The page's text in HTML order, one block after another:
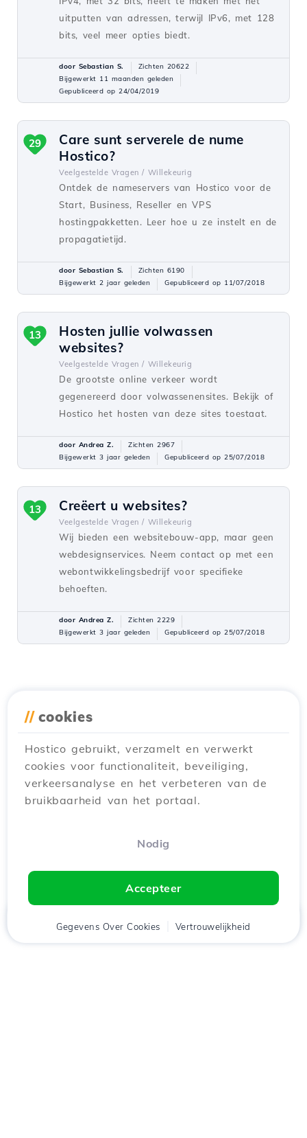
uitputten van adressen, terwijl IPv6, met 128
bits, veel meer opties biedt.
door Sebastian S.
Zichten 20622
Bijgewerkt 11 maanden geleden
Gepubliceerd op 24/04/2019
Care sunt serverele de nume
Hostico?
Veelgestelde Vragen / Willekeurig
Ontdek de nameservers van Hostico voor de
Start, Business, Reseller en VPS
hostingpakketten. Leer hoe u ze instelt en de
propagatietijd.
29
door Sebastian S.
Zichten 6190
Bijgewerkt 2 jaar geleden
Gepubliceerd op 11/07/2018
Hosten jullie volwassen
websites?
Veelgestelde Vragen / Willekeurig
De grootste online verkeer wordt
gegenereerd door volwassenensites. Bekijk of
Hostico het hosten van deze sites toestaat.
13
door Andrea Z.
Zichten 2967
Bijgewerkt 3 jaar geleden
Gepubliceerd op 25/07/2018
Creëert u websites?
Veelgestelde Vragen / Willekeurig
Wij bieden een websitebouw-app, maar geen
webdesignservices. Neem contact op met een
webontwikkelingsbedrijf voor specifieke
behoeften.
13
door Andrea Z.
Zichten 2229
Bijgewerkt 3 jaar geleden
Gepubliceerd op 25/07/2018
// cookies
Hostico gebruikt, verzamelt en verwerkt
cookies voor functionaliteit, beveiliging,
verkeersanalyse en het verbeteren van de
bruikbaarheid van het portaal.
Nodig
Accepteer
Gegevens Over Cookies Vertrouwelijkheid
Cliënt
Winkelwagen
Chat